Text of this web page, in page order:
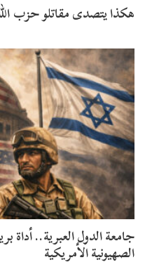
هكذا يتصدى مقاتلو ‎حزب الله لمحاولات تقدم العدو
جامعة الدول العبرية.. أداة
الصهيونية الأمريكية